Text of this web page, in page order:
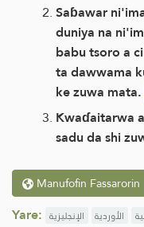
Saɓawar
duniya na
babu tsoro a
ta dawwama
ke zuwa mata.
Kwaɗaitarwa
sadu da shi
Manufofin Fassarorin
Yare: الإنجليزية الأوردية